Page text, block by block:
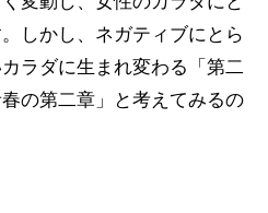
しかし、ネガティブにとら
ラダに生まれ変わる「第二
の第二章」と考えてみるの